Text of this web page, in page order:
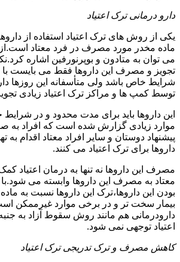
دارو درمانی ترک اعتیاد
یکی از روش های ترک اعتیاد استفاده از
ماده مخدر مورد مصرف در فرد معتاد
می توان به متادون و بوپرنورفین اشاره
تجویز و مصرف این داروها فقط می بایست
شرایط خاص باشد ولی متأسفانه این روزها
توسط کمپ ها و مراکز ترک اعتیاد زیادی
این داروها باید برای مدت محدود و در
موارد زیادی گزارش شده است که افراد به
پیشنهاد دوستان و سایر افراد معتاد اقدام
داروها برای ترک اعتیاد می کنند.
مصرف این داروها نه تنها به درمان اعتیاد
معتاد به مصرف این داروها وابسته می شود.با
بودن این داروها،ترک این داروها نسبت به
بیمار سخت تر و در برخی موارد غیرممکن
دارودرمانی هم مانند روش سقوط آزاد به
اعتیاد توجهی نمی شود.
کاهش مصرف و ترک تدریجی ترک اعتیاد